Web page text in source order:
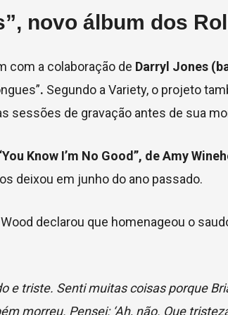
novo álbum dos
com a colaboração de Darryl Jones
. Segundo a Variety, o projeto
sessões de gravação antes de sua
Know I’m No Good”, de Amy
deixou em junho do ano passado.
declarou que homenageou o
e triste. Senti muitas coisas porque
morreu. Pensei: ‘Ah, não. Que